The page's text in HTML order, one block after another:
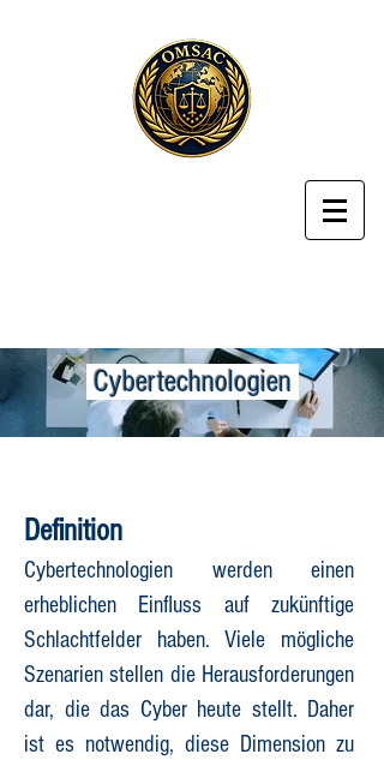
Cybertechnologien
Definition
Cybertechnologien werden einen
erheblichen Einfluss auf zukünftige
Schlachtfelder haben. Viele mögliche
Szenarien stellen die Herausforderungen
dar, die das Cyber heute stellt. Daher
ist es notwendig, diese Dimension zu